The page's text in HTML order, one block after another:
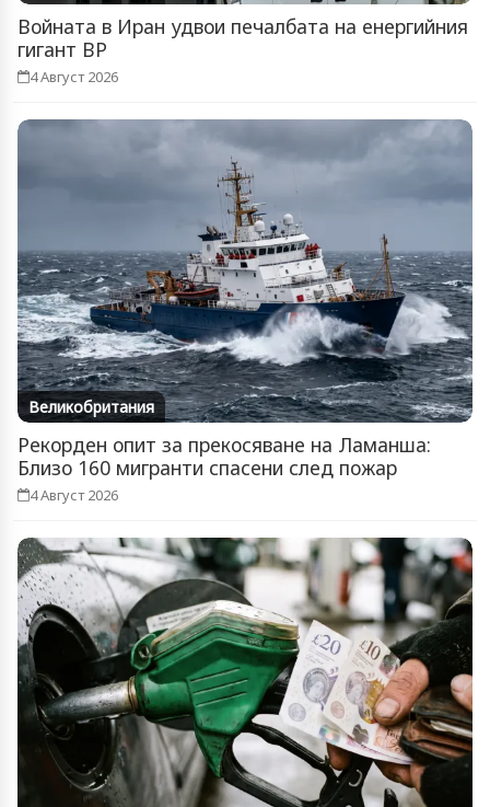
Войната в Иран удвои печалбата на енергийния
гигант BP
4 Август 2026
Великобритания
Рекорден опит за прекосяване на Ламанша:
Близо 160 мигранти спасени след пожар
4 Август 2026